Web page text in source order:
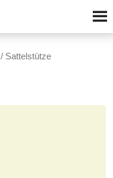
/ Sattelstütze